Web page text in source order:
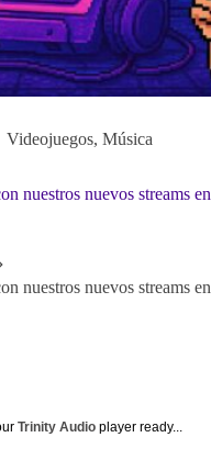
Videojuegos, Música
nuestros nuevos streams en
nuestros nuevos streams en
Trinity Audio player ready...